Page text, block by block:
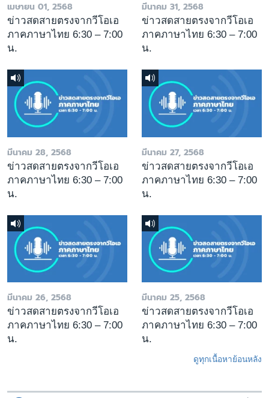
เมษายน 01, 2568
ข่าวสดสายตรงจากวีโอเอ
ภาคภาษาไทย 6:30 – 7:00
น.
มีนาคม 31, 2568
ข่าวสดสายตรงจากวีโอเอ
ภาคภาษาไทย 6:30 – 7:00
น.
มีนาคม 28, 2568
ข่าวสดสายตรงจากวีโอเอ
ภาคภาษาไทย 6:30 – 7:00
น.
มีนาคม 27, 2568
ข่าวสดสายตรงจากวีโอเอ
ภาคภาษาไทย 6:30 – 7:00
น.
มีนาคม 26, 2568
ข่าวสดสายตรงจากวีโอเอ
ภาคภาษาไทย 6:30 – 7:00
น.
มีนาคม 25, 2568
ข่าวสดสายตรงจากวีโอเอ
ภาคภาษาไทย 6:30 – 7:00
น.
ดูทุกเนื้อหาย้อนหลัง